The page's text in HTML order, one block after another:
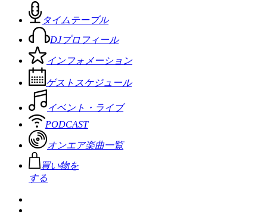
タイムテーブル
DJプロフィール
インフォメーション
ゲストスケジュール
イベント・ライブ
PODCAST
オンエア楽曲一覧
買い物を
する